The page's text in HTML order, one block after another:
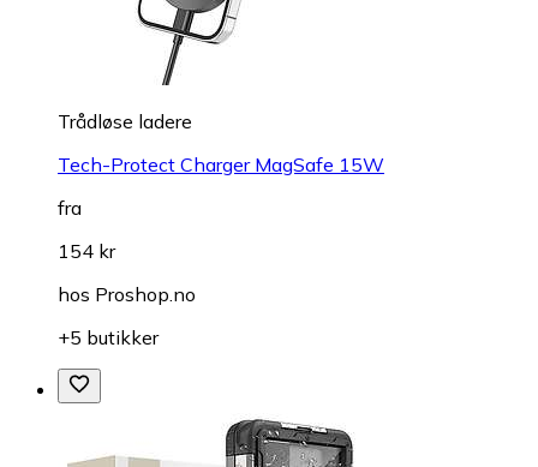
Trådløse ladere
Tech-Protect Charger MagSafe 15W
fra
154 kr
hos Proshop.no
+5 butikker